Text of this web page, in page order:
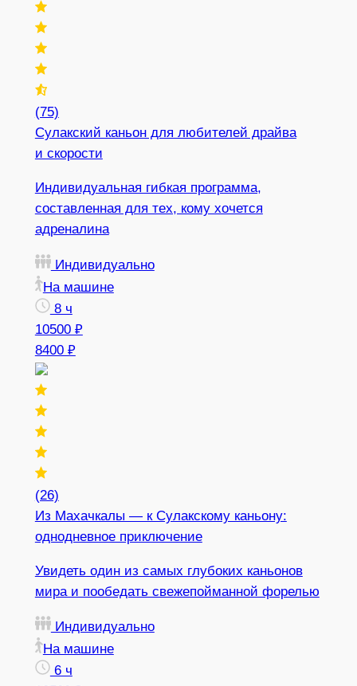
(75)
Сулакский каньон для любителей драйва
и скорости
Индивидуальная гибкая программа,
составленная для тех, кому хочется
адреналина
Индивидуально
На машине
8 ч
10500 ₽
8400 ₽
(26)
Из Махачкалы — к Сулакскому каньону:
однодневное приключение
Увидеть один из самых глубоких каньонов
мира и пообедать свежепойманной форелью
Индивидуально
На машине
6 ч